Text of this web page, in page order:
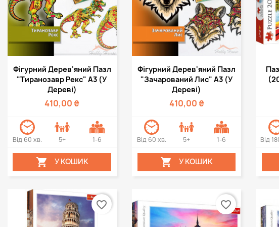
Швидкий перегляд
Фігурний Дерев'яний Пазл
"Тиранозавр Рекс" А3 (у
Дереві)
410,00 ₴
Від 60 хв. 5+ 1-6
 У КОШИК
Швидкий перегляд
Фігурний Дерев'яний Пазл
"Зачарований Лис" А3 (у
Дереві)
410,00 ₴
Від 60 хв. 5+ 1-6
 У КОШИК

Від
favorite_border favorite_border